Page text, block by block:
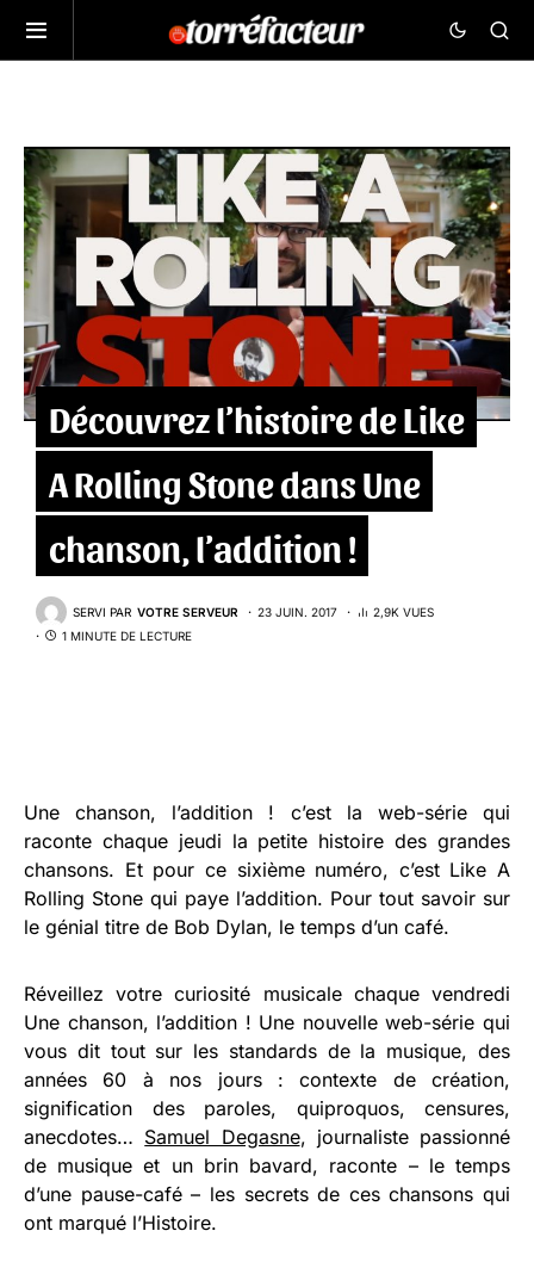
Découvrez l’histoire de Like
A Rolling Stone dans Une
chanson, l’addition !
SERVI PAR VOTRE SERVEUR 23 JUIN. 2017
2,9K VUES
1 MINUTE DE LECTURE
Une chanson, l’addition ! c’est la web-série qui
raconte chaque jeudi la petite histoire des grandes
chansons. Et pour ce sixième numéro, c’est Like A
Rolling Stone qui paye l’addition. Pour tout savoir sur
le génial titre de Bob Dylan, le temps d’un café.
Réveillez votre curiosité musicale chaque vendredi
Une chanson, l’addition ! Une nouvelle web-série qui
vous dit tout sur les standards de la musique, des
années 60 à nos jours : contexte de création,
signification des paroles, quiproquos, censures,
anecdotes… Samuel Degasne, journaliste passionné
de musique et un brin bavard, raconte – le temps
d’une pause-café – les secrets de ces chansons qui
ont marqué l’Histoire.